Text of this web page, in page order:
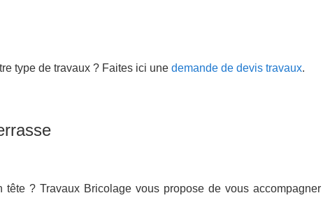
type de travaux ? Faites ici une demande de devis travaux.
tête ? Travaux Bricolage vous propose de vous